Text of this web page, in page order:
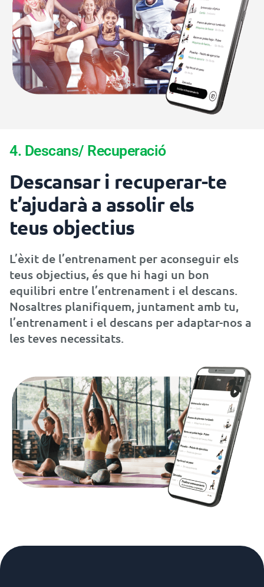
4. Descans/ Recuperació
Descansar i recuperar-te
t’ajudarà a assolir els
teus objectius
L’èxit de l’entrenament per aconseguir els
teus objectius, és que hi hagi un bon
equilibri entre l’entrenament i el descans.
Nosaltres planifiquem, juntament amb tu,
l’entrenament i el descans per adaptar-nos a
les teves necessitats.